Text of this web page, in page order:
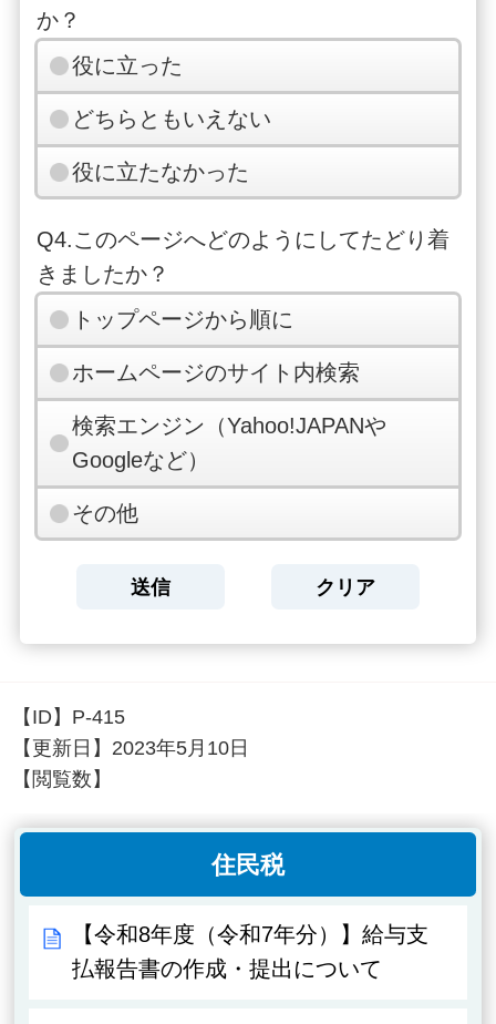
か？
役に立った
どちらともいえない
役に立たなかった
Q4.このページへどのようにしてたどり着
きましたか？
トップページから順に
ホームページのサイト内検索
検索エンジン（Yahoo!JAPANや
Googleなど）
その他
【ID】 P-415
【更新日】 2023年5月10日
【閲覧数】
住民税
【令和8年度（令和7年分）】給与支
払報告書の作成・提出について